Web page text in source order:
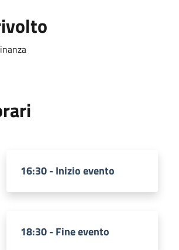
16:30 - Inizio evento
18:30 - Fine evento